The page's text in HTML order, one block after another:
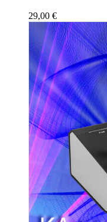
29,00 €